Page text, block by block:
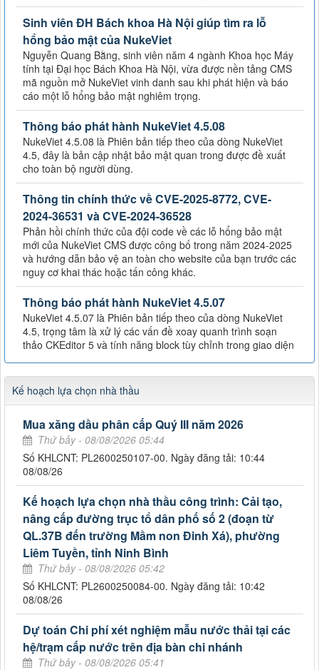
Sinh viên ĐH Bách khoa Hà Nội giúp tìm ra lỗ
hổng bảo mật của NukeViet
Nguyễn Quang Bằng, sinh viên năm 4 ngành Khoa học Máy
tính tại Đại học Bách Khoa Hà Nội, vừa được nền tảng CMS
mã nguồn mở NukeViet vinh danh sau khi phát hiện và báo
cáo một lỗ hổng bảo mật nghiêm trọng.
Thông báo phát hành NukeViet 4.5.08
NukeViet 4.5.08 là Phiên bản tiếp theo của dòng NukeViet
4.5, đây là bản cập nhật bảo mật quan trong được đề xuất
cho toàn bộ người dùng.
Thông tin chính thức về CVE-2025-8772, CVE-
2024-36531 và CVE-2024-36528
Phản hồi chính thức của đội code về các lỗ hổng bảo mật
mới của NukeViet CMS được công bố trong năm 2024-2025
và hướng dẫn bảo vệ an toàn cho website của bạn trước các
nguy cơ khai thác hoặc tấn công khác.
Thông báo phát hành NukeViet 4.5.07
NukeViet 4.5.07 là Phiên bản tiếp theo của dòng NukeViet
4.5, trọng tâm là xử lý các vấn đề xoay quanh trình soạn
thảo CKEditor 5 và tính năng block tùy chỉnh trong giao diện
Kế hoạch lựa chọn nhà thầu
Mua xăng dầu phân cấp Quý III năm 2026
Thứ bảy - 08/08/2026 05:44
Số KHLCNT: PL2600250107-00. Ngày đăng tải: 10:44
08/08/26
Kế hoạch lựa chọn nhà thầu công trình: Cải tạo,
nâng cấp đường trục tổ dân phố số 2 (đoạn từ
QL.37B đến trường Mầm non Đinh Xá), phường
Liêm Tuyền, tỉnh Ninh Bình
Thứ bảy - 08/08/2026 05:42
Số KHLCNT: PL2600250084-00. Ngày đăng tải: 10:42
08/08/26
Dự toán Chi phí xét nghiệm mẫu nước thải tại các
hệ/trạm cấp nước trên địa bàn chi nhánh
Thứ bảy - 08/08/2026 05:41